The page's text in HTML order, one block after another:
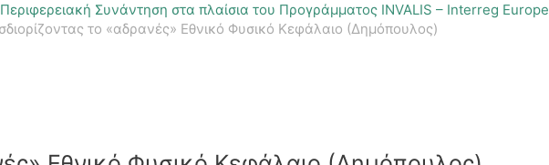
Συνάντηση στα πλαίσια του Προγράμματος INVALIS – Interreg Europe
τo «αδρανές» Εθνικό Φυσικό Κεφάλαιο (Δημόπουλος)